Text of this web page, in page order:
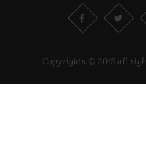
Copyrights © 2015 all